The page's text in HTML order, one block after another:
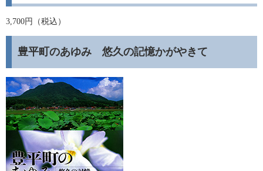
3,700円（税込）
豊平町のあゆみ 悠久の記憶かがやきて